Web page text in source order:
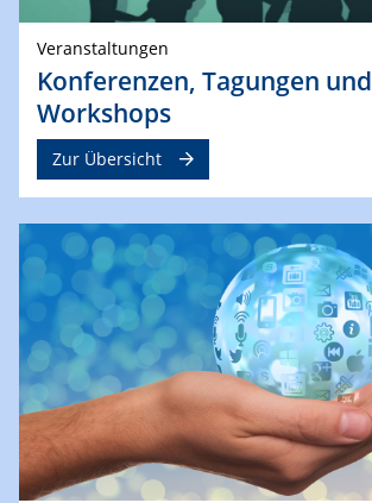
Veranstaltungen
Konferenzen, Tagungen und
Workshops
Zur Übersicht